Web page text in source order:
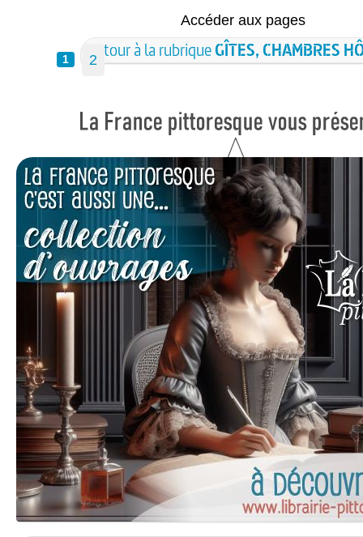
Accéder aux pages
1 2
Retour à la rubriqueGÎTES, CHAMBRES